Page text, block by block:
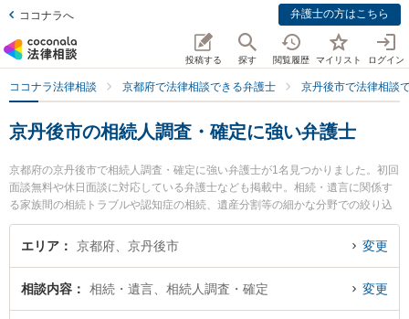
ココナラへ 弁護士の方はこちら
投稿する 探す 閲覧履歴 マイリスト ログイン
ココナラ法律相談 京都府で法律相談できる弁護士 京丹後市で法律相談
京丹後市の相続人調査・確定に強い弁護士
京都府の京丹後市で相続人調査・確定に強い弁護士が1名見つかりました。初回
面談無料や休日面談に対応している弁護士なども掲載中。相続・遺言に関係す
る家族間の相続トラブルや認知症の相続、遺産分割等の細かな分野での絞り込
み検索もでき便利です。特に京丹後法律事務所の下浦 弘章弁護士のプロフィー
ル情報や弁護士費用、強みなどが注目されています。『京丹後市で土日や夜間
回相談無料で相続人調査・確定を法律相談できる京丹後市内の弁護士に相談予
約したい』などでお困りの相談者さんにおすすめです。
エリア 京都府、京丹後市 変更
相談内容 相続・遺言、相続人調査・確定 変更